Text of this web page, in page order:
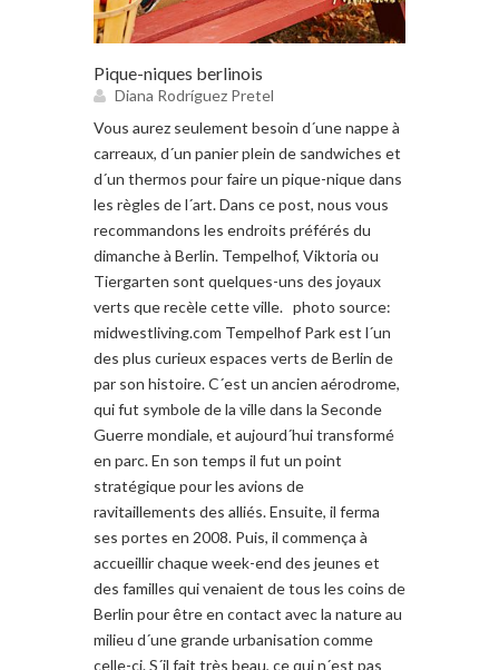
Pique-niques berlinois
Diana Rodríguez Pretel
Vous aurez seulement besoin d´une nappe à
carreaux, d´un panier plein de sandwiches et
d´un thermos pour faire un pique-nique dans
les règles de l´art. Dans ce post, nous vous
recommandons les endroits préférés du
dimanche à Berlin. Tempelhof, Viktoria ou
Tiergarten sont quelques-uns des joyaux
verts que recèle cette ville. photo source:
midwestliving.com Tempelhof Park est l´un
des plus curieux espaces verts de Berlin de
par son histoire. C´est un ancien aérodrome,
qui fut symbole de la ville dans la Seconde
Guerre mondiale, et aujourd´hui transformé
en parc. En son temps il fut un point
stratégique pour les avions de
ravitaillements des alliés. Ensuite, il ferma
ses portes en 2008. Puis, il commença à
accueillir chaque week-end des jeunes et
des familles qui venaient de tous les coins de
Berlin pour être en contact avec la nature au
milieu d´une grande urbanisation comme
celle-ci. S´il fait très beau, ce qui n´est pas